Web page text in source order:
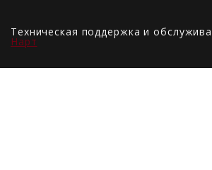
Техническая поддержка и
Нарт